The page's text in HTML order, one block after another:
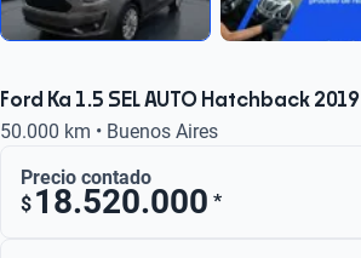
Ford Ka 1.5 SEL AUTO Hatchback 2019
50.000 km • Buenos Aires
Precio contado
$ 18.520.000 *